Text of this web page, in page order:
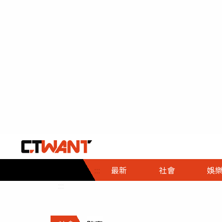
::: 最新 社會
社會首頁
時事
調查
娛樂
娛樂首頁
即時
財經首頁
熱線
政